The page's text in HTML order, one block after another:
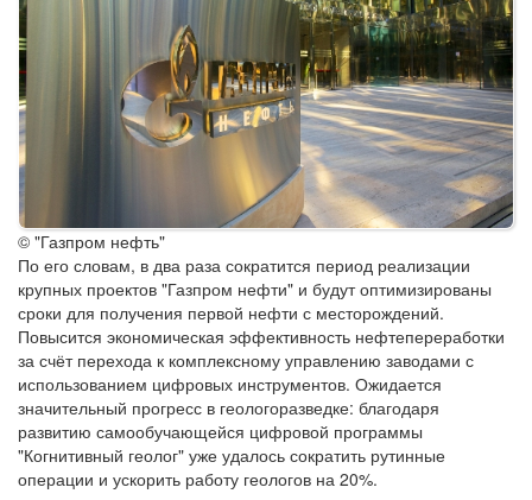
© "Газпром нефть"
По его словам, в два раза сократится период реализации
крупных проектов "Газпром нефти" и будут оптимизированы
сроки для получения первой нефти с месторождений.
Повысится экономическая эффективность нефтепереработки
за счёт перехода к комплексному управлению заводами с
использованием цифровых инструментов. Ожидается
значительный прогресс в геологоразведке: благодаря
развитию самообучающейся цифровой программы
"Когнитивный геолог" уже удалось сократить рутинные
операции и ускорить работу геологов на 20%.